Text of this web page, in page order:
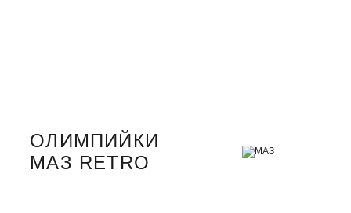
ОЛИМПИЙКИ
МАЗ RETRO